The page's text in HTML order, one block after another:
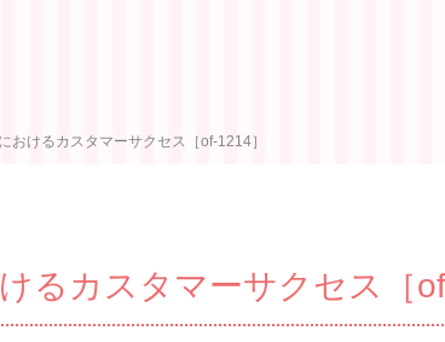
おけるカスタマーサクセス［of-1214］
るカスタマーサクセス［